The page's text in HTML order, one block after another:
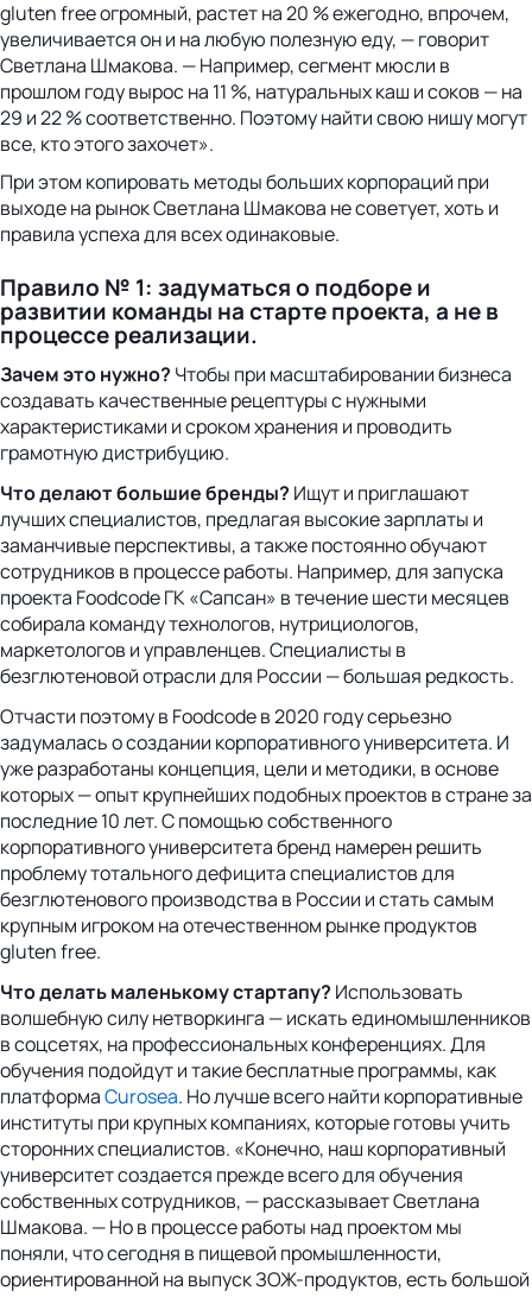
gluten free огромный, растет на 20 % ежегодно, впрочем,
увеличивается он и на любую полезную еду, — говорит
Светлана Шмакова. — Например, сегмент мюсли в
прошлом году вырос на 11 %, натуральных каш и соков — на
29 и 22 % соответственно. Поэтому найти свою нишу могут
все, кто этого захочет».
При этом копировать методы больших корпораций при
выходе на рынок Светлана Шмакова не советует, хоть и
правила успеха для всех одинаковые.
Правило № 1: задуматься о подборе и
развитии команды на старте проекта, а не в
процессе реализации.
Зачем это нужно? Чтобы при масштабировании бизнеса
создавать качественные рецептуры с нужными
характеристиками и сроком хранения и проводить
грамотную дистрибуцию.
Что делают большие бренды? Ищут и приглашают
лучших специалистов, предлагая высокие зарплаты и
заманчивые перспективы, а также постоянно обучают
сотрудников в процессе работы. Например, для запуска
проекта Foodcode ГК «Сапсан» в течение шести месяцев
собирала команду технологов, нутрициологов,
маркетологов и управленцев. Специалисты в
безглютеновой отрасли для России — большая редкость.
Отчасти поэтому в Foodcode в 2020 году серьезно
задумалась о создании корпоративного университета. И
уже разработаны концепция, цели и методики, в основе
которых — опыт крупнейших подобных проектов в стране за
последние 10 лет. С помощью собственного
корпоративного университета бренд намерен решить
проблему тотального дефицита специалистов для
безглютенового производства в России и стать самым
крупным игроком на отечественном рынке продуктов
gluten free.
Что делать маленькому стартапу? Использовать
волшебную силу нетворкинга — искать единомышленников
в соцсетях, на профессиональных конференциях. Для
обучения подойдут и такие бесплатные программы, как
платформаCurosea. Но лучше всего найти корпоративные
институты при крупных компаниях, которые готовы учить
сторонних специалистов. «Конечно, наш корпоративный
университет создается прежде всего для обучения
собственных сотрудников, — рассказывает Светлана
Шмакова. — Но в процессе работы над проектом мы
поняли, что сегодня в пищевой промышленности,
ориентированной на выпуск ЗОЖ-продуктов, есть большой